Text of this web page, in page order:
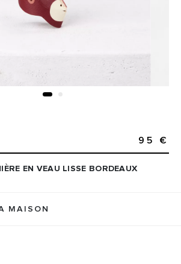
95 €
EN VEAU LISSE BORDEAUX
MAISON